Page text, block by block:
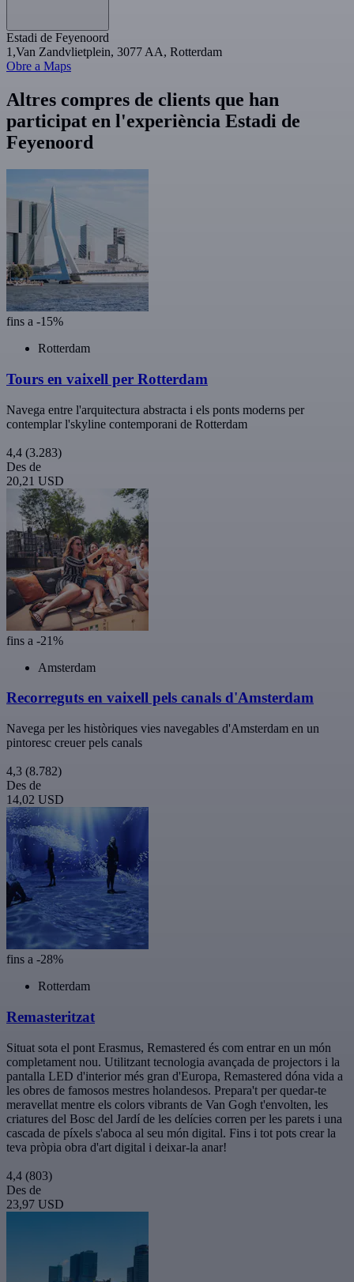
Estadi de Feyenoord
1,Van Zandvlietplein, 3077 AA, Rotterdam
Obre a Maps
Altres compres de clients que han
participat en l'experiència Estadi de
Feyenoord
fins a -15%
Rotterdam
Tours en vaixell per Rotterdam
Navega entre l'arquitectura abstracta i els ponts moderns per
contemplar l'skyline contemporani de Rotterdam
4,4 (3.283)
Des de
20,21 USD
fins a -21%
Amsterdam
Recorreguts en vaixell pels canals d'Amsterdam
Navega per les històriques vies navegables d'Amsterdam en un
pintoresc creuer pels canals
4,3 (8.782)
Des de
14,02 USD
fins a -28%
Rotterdam
Remasteritzat
Situat sota el pont Erasmus, Remastered és com entrar en un món
completament nou. Utilitzant tecnologia avançada de projectors i la
pantalla LED d'interior més gran d'Europa, Remastered dóna vida a
les obres de famosos mestres holandesos. Prepara't per quedar-te
meravellat mentre els colors vibrants de Van Gogh t'envolten, les
criatures del Bosc del Jardí de les delícies corren per les parets i una
cascada de píxels s'aboca al seu món digital. Fins i tot pots crear la
teva pròpia obra d'art digital i deixar-la anar!
4,4 (803)
Des de
23,97 USD